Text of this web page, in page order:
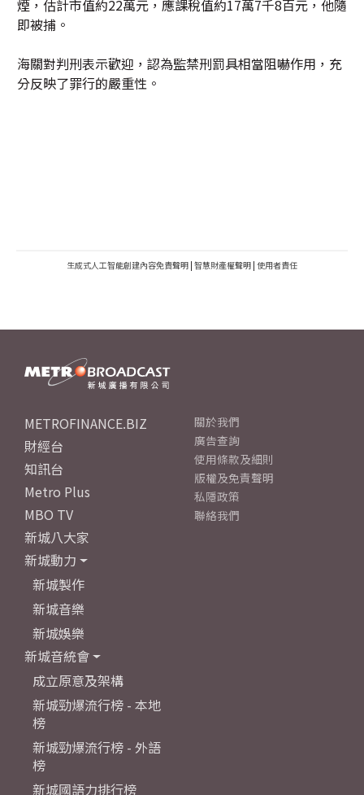
煙，估計市值約22萬元，應課稅值約17萬7千8百元，他隨
即被捕。
海關對判刑表示歡迎，認為監禁刑罰具相當阻嚇作用，充
分反映了罪行的嚴重性。
生成式人工智能創建內容免責聲明 | 智慧財產權聲明 | 使用者責任
METROFINANCE.BIZ
財經台
知訊台
Metro Plus
MBO TV
新城八大家
新城動力
新城製作
新城音樂
新城娛樂
新城音統會
成立原意及架構
新城勁爆流行榜 - 本地
榜
新城勁爆流行榜 - 外語
榜
新城國語力排行榜
關於我們
廣告查詢
使用條款及細則
版權及免責聲明
私隱政策
聯絡我們